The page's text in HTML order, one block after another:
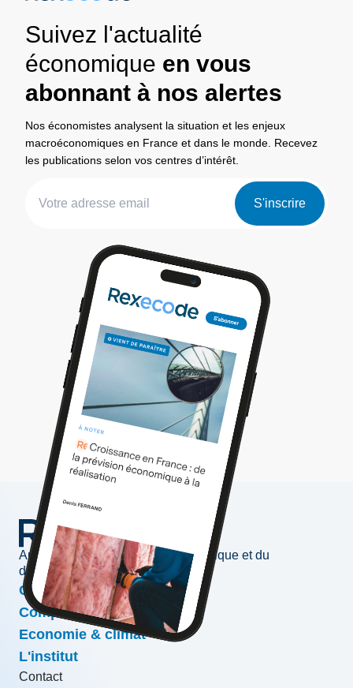
Suivez l'actualité
économique en vous
abonnant à nos alertes
Nos économistes analysent la situation et les enjeux
macroéconomiques en France et dans le monde. Recevez
les publications selon vos centres d’intérêt.
S'inscrire
Au service de l'information économique et du
développement des entreprises
Conjoncture & prévisions
Compétitivité & croissance
Economie & climat
L'institut
Contact